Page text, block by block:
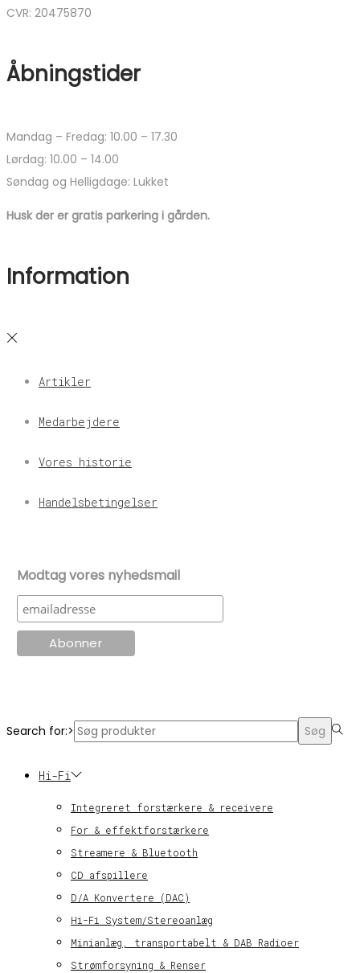
CVR: 20475870
Åbningstider
Mandag – Fredag: 10.00 – 17.30
Lørdag: 10.00 – 14.00
Søndag og Helligdage: Lukket
Husk der er gratis parkering i gården.
Information
Artikler
Medarbejdere
Vores historie
Handelsbetingelser
Modtag vores nyhedsmail
Search for:> Søg
Hi-Fi
Integreret forstærkere & receivere
For & effektforstærkere
Streamere & Bluetooth
CD afspillere
D/A Konvertere (DAC)
Hi-Fi System/Stereoanlæg
Minianlæg, transportabelt & DAB Radioer
Strømforsyning & Renser